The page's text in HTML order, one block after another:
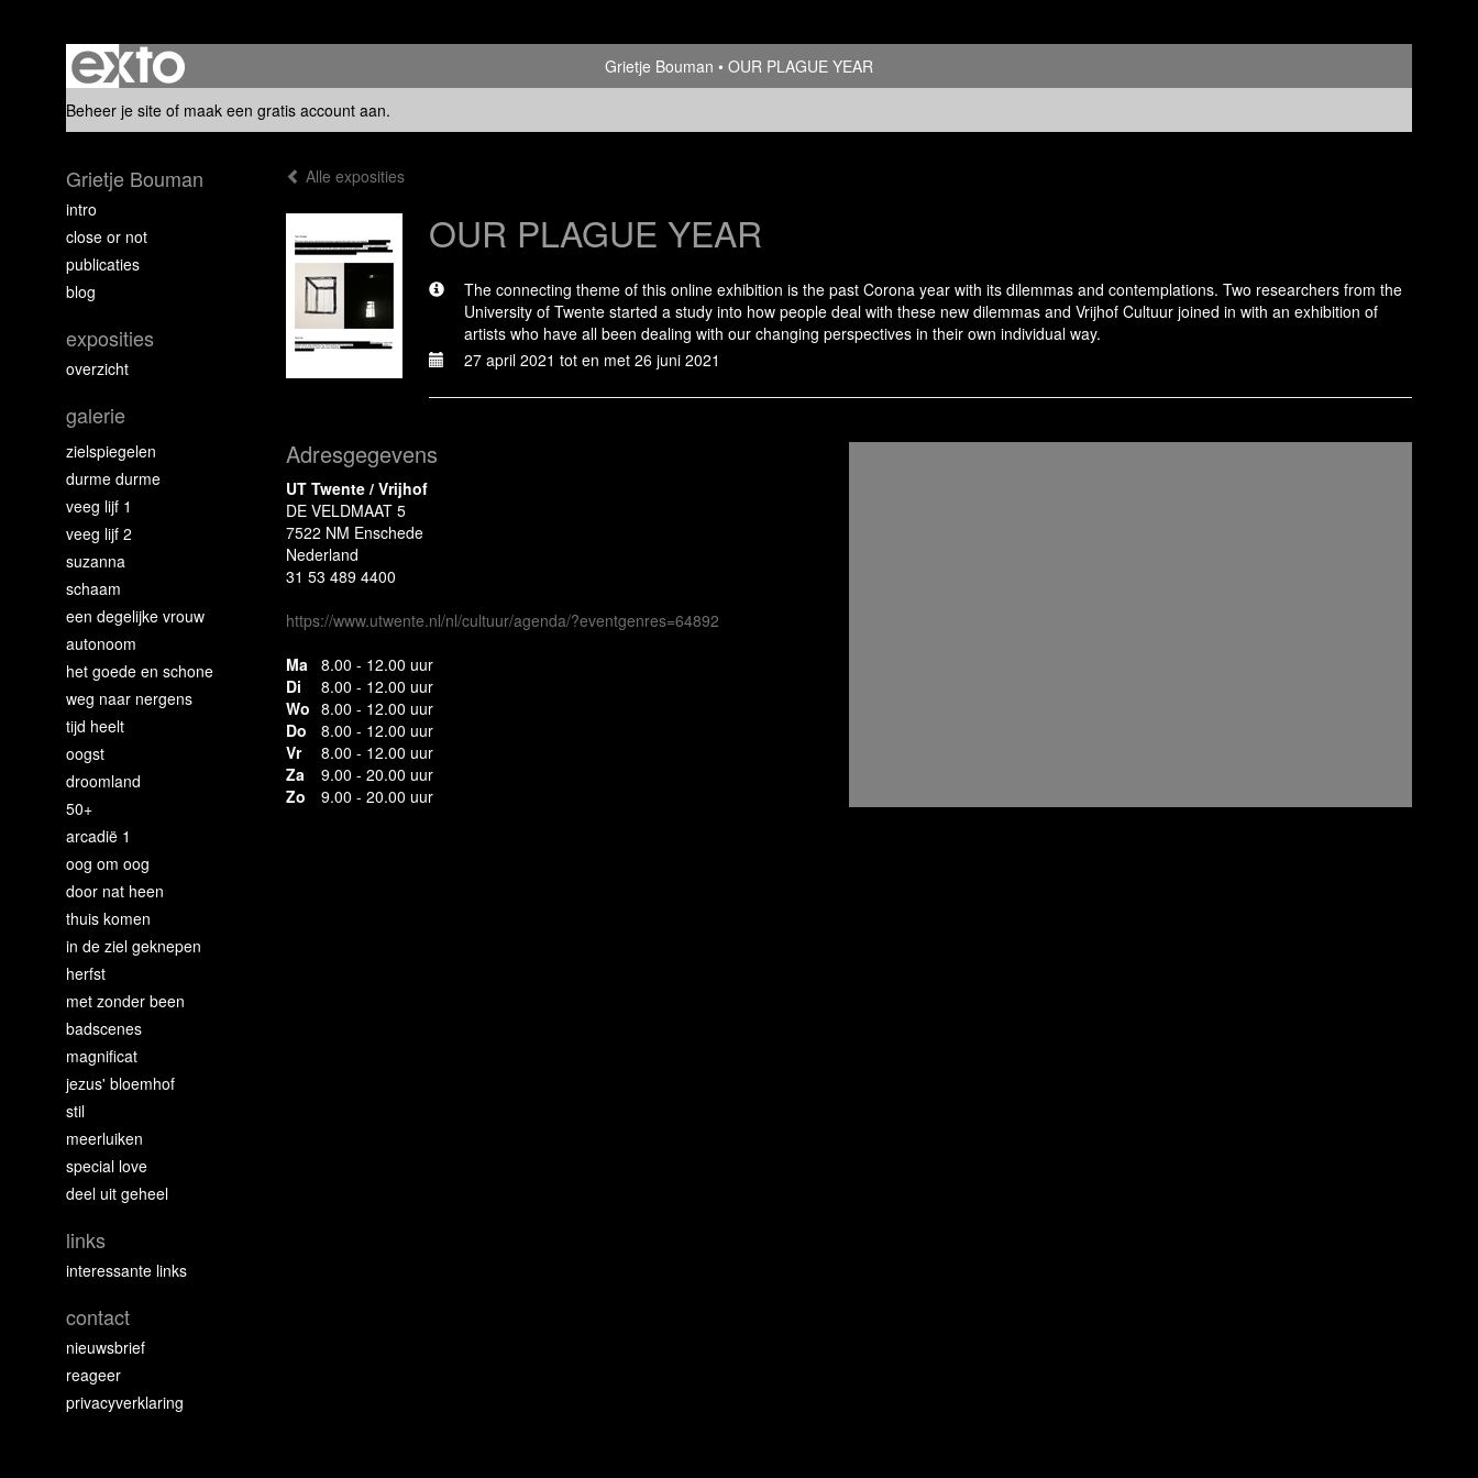
Grietje Bouman
OUR PLAGUE YEAR
Beheer je site of maak een gratis account aan.
Alle exposities
OUR PLAGUE YEAR
The connecting theme of this online exhibition is the past Corona year with its dilemmas and contemplations. Two researchers from the
University of Twente started a study into how people deal with these new dilemmas and Vrijhof Cultuur joined in with an exhibition of
artists who have all been dealing with our changing perspectives in their own individual way.
27 april 2021 tot en met 26 juni 2021
Adresgegevens
UT Twente / Vrijhof
DE VELDMAAT 5
7522 NM Enschede
Nederland
31 53 489 4400
https://www.utwente.nl/nl/cultuur/agenda/?eventgenres=64892
Ma 8.00 - 12.00 uur
Di
8.00 - 12.00 uur
Wo 8.00 - 12.00 uur
Do
8.00 - 12.00 uur
Vr
8.00 - 12.00 uur
Za
9.00 - 20.00 uur
Zo
9.00 - 20.00 uur
Grietje Bouman
intro
close or not
publicaties
blog
exposities
overzicht
galerie
zielspiegelen
durme durme
veeg lijf 1
veeg lijf 2
suzanna
schaam
een degelijke vrouw
autonoom
het goede en schone
weg naar nergens
tijd heelt
oogst
droomland
50+
arcadië 1
oog om oog
door nat heen
thuis komen
in de ziel geknepen
herfst
met zonder been
badscenes
magnificat
jezus' bloemhof
stil
meerluiken
special love
deel uit geheel
links
interessante links
contact
nieuwsbrief
reageer
privacyverklaring